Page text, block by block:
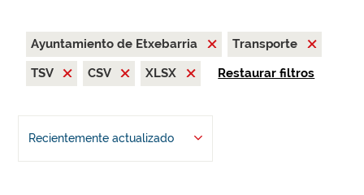
Ayuntamiento de Etxebarria
Transporte
TSV
CSV XLSX Restaurar filtros
Recientemente actualizado